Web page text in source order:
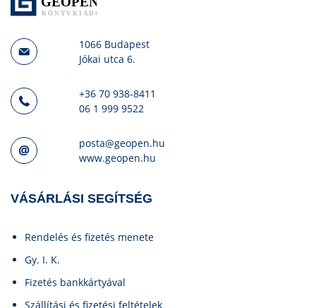
1066 Budapest
Jókai utca 6.
+36 70 938-8411
06 1 999 9522
posta@geopen.hu
www.geopen.hu
VÁSÁRLÁSI SEGÍTSÉG
Rendelés és fizetés menete
Gy. I. K.
Fizetés bankkártyával
Szállítási és fizetési feltételek